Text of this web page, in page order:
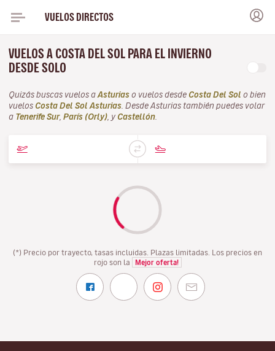
VUELOS DIRECTOS
VUELOS A COSTA DEL SOL PARA EL INVIERNO
DESDE SOLO
Quizás buscas vuelos a Asturias o vuelos desde Costa Del Sol o bien
vuelos Costa Del Sol Asturias . Desde Asturias también puedes volar
a Tenerife Sur, París (Orly) , y Castellón
(*) Precio por trayecto, tasas incluidas. Plazas limitadas. Los precios en
rojo son la
Mejor oferta!